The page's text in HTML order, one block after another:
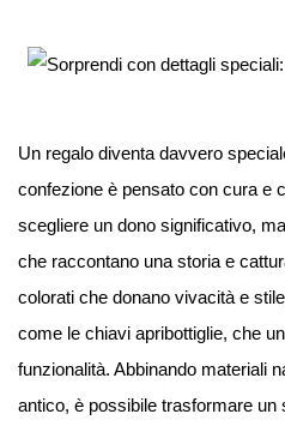
Un regalo diventa davvero
confezione è pensato con cura e
scegliere un dono significativo,
che raccontano una storia e
colorati che donano vivacità e
come le chiavi apribottiglie, che
funzionalità. Abbinando materiali
antico, è possibile trasformare un